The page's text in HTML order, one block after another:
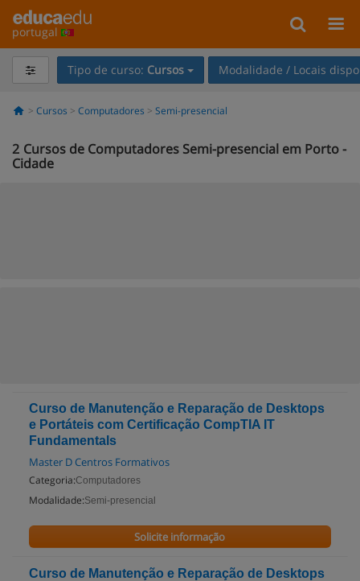
portugal
Tipo de curso: Cursos Modalidade / Locais
Cursos Computadores Semi-presencial
2 Cursos de Computadores Semi-presencial em Porto -
Cidade
Curso de Manutenção e Reparação de Desktops
e Portáteis com Certificação CompTIA IT
Fundamentals
Master D Centros Formativos
Categoria:Computadores
Modalidade:Semi-presencial
Solicite informação
Curso de Manutenção e Reparação de Desktops